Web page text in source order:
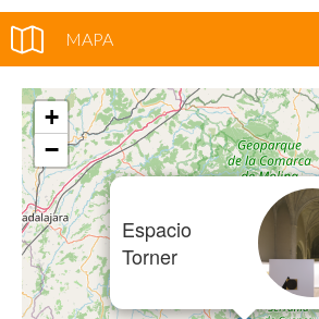
MAPA
Espacio
Torner
+
−